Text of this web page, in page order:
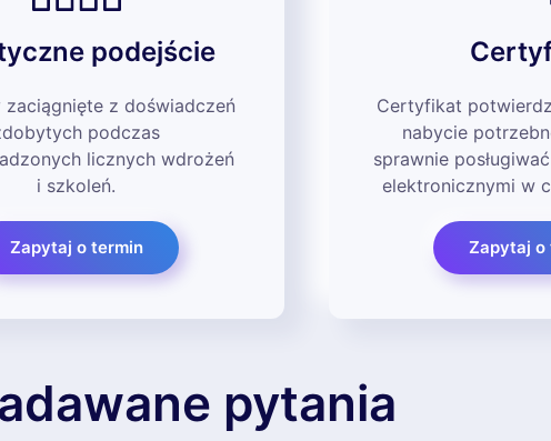
podejście
zaciągnięte z doświadczeń
podczas
licznych wdrożeń
i szkoleń.
Zapytaj o termin
Certyfikat
nabycie
sprawnie
elektronicznymi w
Zapytaj o
pytania